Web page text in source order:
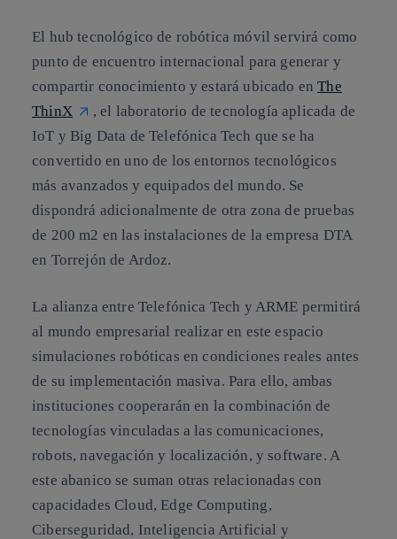
El hub tecnológico de robótica móvil servirá como
punto de encuentro internacional para generar y
compartir conocimiento y estará ubicado enThe
ThinX
, el laboratorio de tecnología aplicada de
IoT y Big Data de Telefónica Tech que se ha
convertido en uno de los entornos tecnológicos
más avanzados y equipados del mundo. Se
dispondrá adicionalmente de otra zona de pruebas
de 200 m2 en las instalaciones de la empresa DTA
en Torrejón de Ardoz.
La alianza entre Telefónica Tech y ARME permitirá
al mundo empresarial realizar en este espacio
simulaciones robóticas en condiciones reales antes
de su implementación masiva. Para ello, ambas
instituciones cooperarán en la combinación de
tecnologías vinculadas a las comunicaciones,
robots, navegación y localización, y software. A
este abanico se suman otras relacionadas con
capacidades Cloud, Edge Computing,
Ciberseguridad, Inteligencia Artificial y